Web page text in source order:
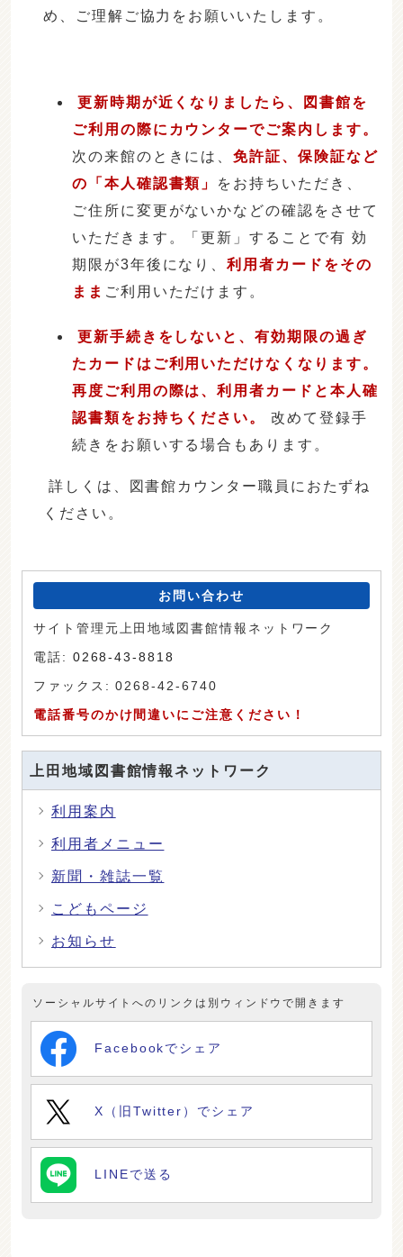
め、ご理解ご協力をお願いいたします。
更新時期が近くなりましたら、図書館を
ご利用の際にカウンターでご案内します。
次の来館のときには、免許証、保険証など
の「本人確認書類」
をお持ちいただき、
ご住所に変更がないかなどの確認をさせて
いただきます。「更新」することで有 効
期限が3年後になり、利用者カードをその
まま ご利用いただけます。
更新手続きをしないと、有効期限の過ぎ
たカードはご利用いただけなくなります。
再度ご利用の際は、利用者カードと本人確
認書類をお持ちください。
改めて登録手
続きをお願いする場合もあります。
詳しくは、図書館カウンター職員におたずね
ください。
お問い合わせ
サイト管理元上田地域図書館情報ネットワーク
電話: 0268-43-8818
ファックス: 0268-42-6740
電話番号のかけ間違いにご注意ください！
上田地域図書館情報ネットワーク
利用案内
利用者メニュー
新聞・雑誌一覧
こどもページ
お知らせ
ソーシャルサイトへのリンクは別ウィンドウで開きます
Facebookでシェア
X（旧Twitter）でシェア
LINEで送る